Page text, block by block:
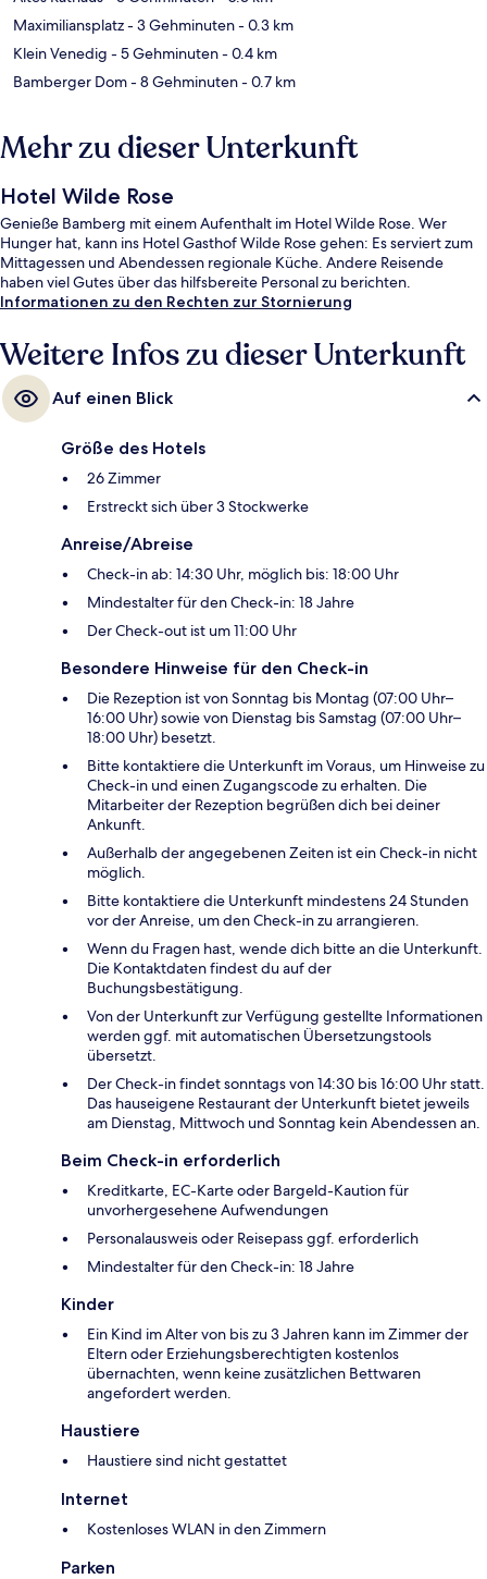
Maximiliansplatz- 3 Gehminuten- 0.3 km
Klein Venedig - 5 Gehminuten- 0.4 km
Bamberger Dom- 8 Gehminuten- 0.7 km
Mehr zu dieser Unterkunft
Hotel Wilde Rose
Genieße Bamberg mit einem Aufenthalt im Hotel Wilde Rose. Wer
Hunger hat, kann ins Hotel Gasthof Wilde Rose gehen: Es serviert zum
Mittagessen und Abendessen regionale Küche. Andere Reisende
haben viel Gutes über das hilfsbereite Personal zu berichten.
Informationen zu den Rechten zur Stornierung
Weitere Infos zu dieser Unterkunft
Auf einen Blick
Größe des Hotels
26 Zimmer
Erstreckt sich über 3 Stockwerke
Anreise/Abreise
Check-in ab: 14:30 Uhr, möglich bis: 18:00 Uhr
Mindestalter für den Check-in: 18 Jahre
Der Check-out ist um 11:00 Uhr
Besondere Hinweise für den Check-in
Die Rezeption ist von Sonntag bis Montag (07:00 Uhr–
16:00 Uhr) sowie von Dienstag bis Samstag (07:00 Uhr–
18:00 Uhr) besetzt.
Bitte kontaktiere die Unterkunft im Voraus, um Hinweise zu
Check-in und einen Zugangscode zu erhalten. Die
Mitarbeiter der Rezeption begrüßen dich bei deiner
Ankunft.
Außerhalb der angegebenen Zeiten ist ein Check-in nicht
möglich.
Bitte kontaktiere die Unterkunft mindestens 24 Stunden
vor der Anreise, um den Check-in zu arrangieren.
Wenn du Fragen hast, wende dich bitte an die Unterkunft.
Die Kontaktdaten findest du auf der
Buchungsbestätigung.
Von der Unterkunft zur Verfügung gestellte Informationen
werden ggf. mit automatischen Übersetzungstools
übersetzt.
Der Check-in findet sonntags von 14:30 bis 16:00 Uhr statt.
Das hauseigene Restaurant der Unterkunft bietet jeweils
am Dienstag, Mittwoch und Sonntag kein Abendessen an.
Beim Check-in erforderlich
Kreditkarte, EC-Karte oder Bargeld-Kaution für
unvorhergesehene Aufwendungen
Personalausweis oder Reisepass ggf. erforderlich
Mindestalter für den Check-in: 18 Jahre
Kinder
Ein Kind im Alter von bis zu 3 Jahren kann im Zimmer der
Eltern oder Erziehungsberechtigten kostenlos
übernachten, wenn keine zusätzlichen Bettwaren
angefordert werden.
Haustiere
Haustiere sind nicht gestattet
Internet
Kostenloses WLAN in den Zimmern
Parken